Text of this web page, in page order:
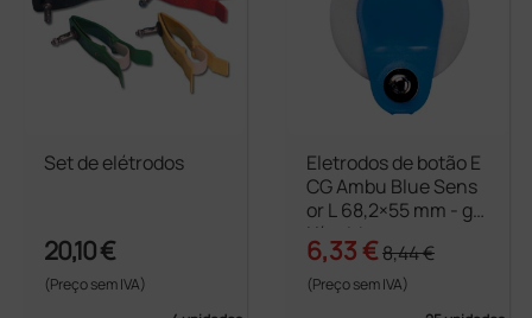
Set de elétrodos
20,10 €
(Preço sem IVA)
Eletrodos de botão E
CG Ambu Blue Sens
or L 68,2×55 mm - ge
l líquido
6,33 €8,44 €
(Preço sem IVA)